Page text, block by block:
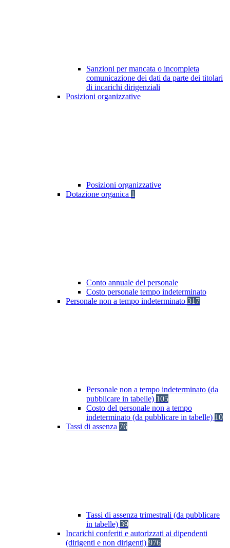
Sanzioni per mancata o incompleta
comunicazione dei dati da parte dei titolari
di incarichi dirigenziali
Posizioni organizzative
Posizioni organizzative
Dotazione organica 1
Conto annuale del personale
Costo personale tempo indeterminato
Personale non a tempo indeterminato 317
Personale non a tempo indeterminato (da
pubblicare in tabelle) 105
Costo del personale non a tempo
indeterminato (da pubblicare in tabelle) 10
Tassi di assenza 76
Tassi di assenza trimestrali (da pubblicare
in tabelle) 39
Incarichi conferiti e autorizzati ai dipendenti
(dirigenti e non dirigenti) 976